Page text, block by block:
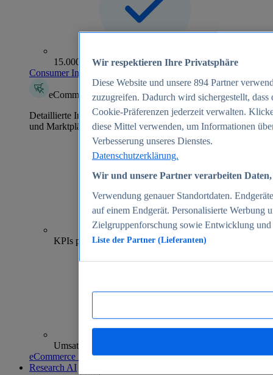
15.000+ Marken
Consumer Insights entdecken
eCommerce Insights
Detaillierte Informationen zu mehr als 39.000 Online-Shops
und Marktplätzen
70+
KPIs pro Shop
Umsatzanalysen und -prognosen
eCommerce Insights entdecken
Research AI
Wir respektieren Ihre Privatsphäre
Diese Website und unsere 894 Partner
zuzugreifen. Dadurch wird sichergestellt,
Cookie-Präferenzen jederzeit verwalten.
diese Mittel verwenden, um Informationen
Verbesserung unseres Dienstes.
Datenschutzerklärung.
Wir und unsere Partner verarbeiten
Verwendung genauer Standortdaten.
auf einem Endgerät. Personalisierte Werbung
Zielgruppenforschung sowie Entwicklung
Liste der Partner (Lieferanten)